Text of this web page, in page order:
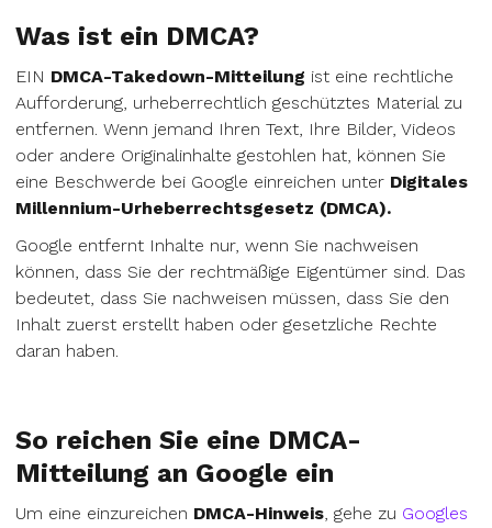
Was ist ein DMCA?
EIN DMCA-Takedown-Mitteilung ist eine rechtliche
Aufforderung, urheberrechtlich geschütztes Material zu
entfernen. Wenn jemand Ihren Text, Ihre Bilder, Videos
oder andere Originalinhalte gestohlen hat, können Sie
eine Beschwerde bei Google einreichen unter Digitales
Millennium-Urheberrechtsgesetz (DMCA).
Google entfernt Inhalte nur, wenn Sie nachweisen
können, dass Sie der rechtmäßige Eigentümer sind. Das
bedeutet, dass Sie nachweisen müssen, dass Sie den
Inhalt zuerst erstellt haben oder gesetzliche Rechte
daran haben.
So reichen Sie eine DMCA-
Mitteilung an Google ein
Um eine einzureichen DMCA-Hinweis, gehe zu Googles